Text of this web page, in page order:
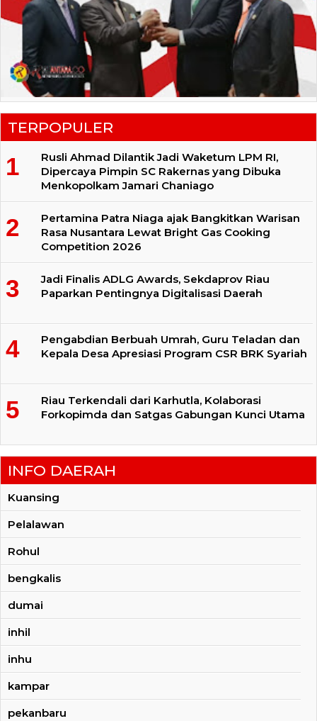
TERPOPULER
Rusli Ahmad Dilantik Jadi Waketum LPM RI,
Dipercaya Pimpin SC Rakernas yang Dibuka
Menkopolkam Jamari Chaniago
Pertamina Patra Niaga ajak Bangkitkan Warisan
Rasa Nusantara Lewat Bright Gas Cooking
Competition 2026
Jadi Finalis ADLG Awards, Sekdaprov Riau
Paparkan Pentingnya Digitalisasi Daerah
Pengabdian Berbuah Umrah, Guru Teladan dan
Kepala Desa Apresiasi Program CSR BRK Syariah
Riau Terkendali dari Karhutla, Kolaborasi
Forkopimda dan Satgas Gabungan Kunci Utama
INFO DAERAH
Kuansing
Pelalawan
Rohul
bengkalis
dumai
inhil
inhu
kampar
pekanbaru